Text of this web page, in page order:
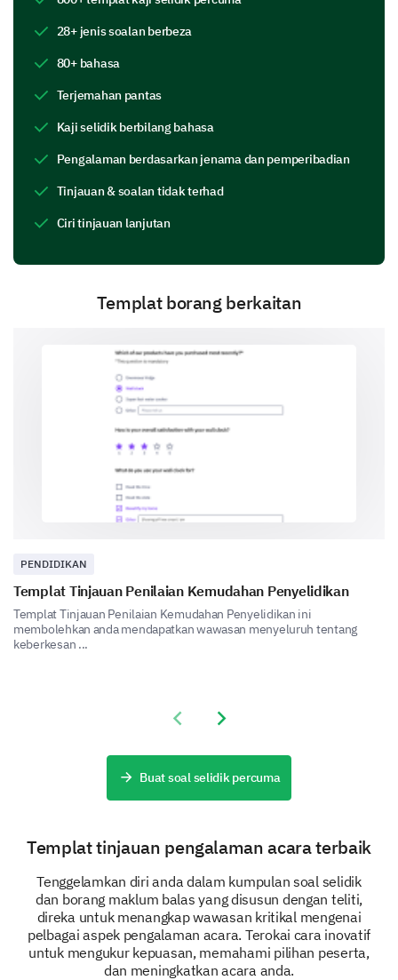
1
Content quality
Timing
Environment
Part A
Post-event Communication
How would you rate the communications from
our team after the event?
28+ jenis soalan berbeza
80+ bahasa
Terjemahan pantas
Kaji selidik berbilang bahasa
Pengalaman berdasarkan jenama dan pemperibadian
Tinjauan & soalan tidak terhad
Ciri tinjauan lanjutan
Templat borang berkaitan
PENDIDIKAN
Templat Tinjauan Penilaian Kemudahan Penyelidikan
Templat Tinjauan Penilaian Kemudahan Penyelidikan ini
membolehkan anda mendapatkan wawasan menyeluruh tentang
keberkesan ...
Previous slide
Next slide
Buat soal selidik percuma
Templat tinjauan pengalaman acara terbaik
Tenggelamkan diri anda dalam kumpulan soal selidik
dan borang maklum balas yang disusun dengan teliti,
direka untuk menangkap wawasan kritikal mengenai
pelbagai aspek pengalaman acara. Terokai cara inovatif
untuk mengukur kepuasan, memahami pilihan peserta,
dan meningkatkan acara anda.